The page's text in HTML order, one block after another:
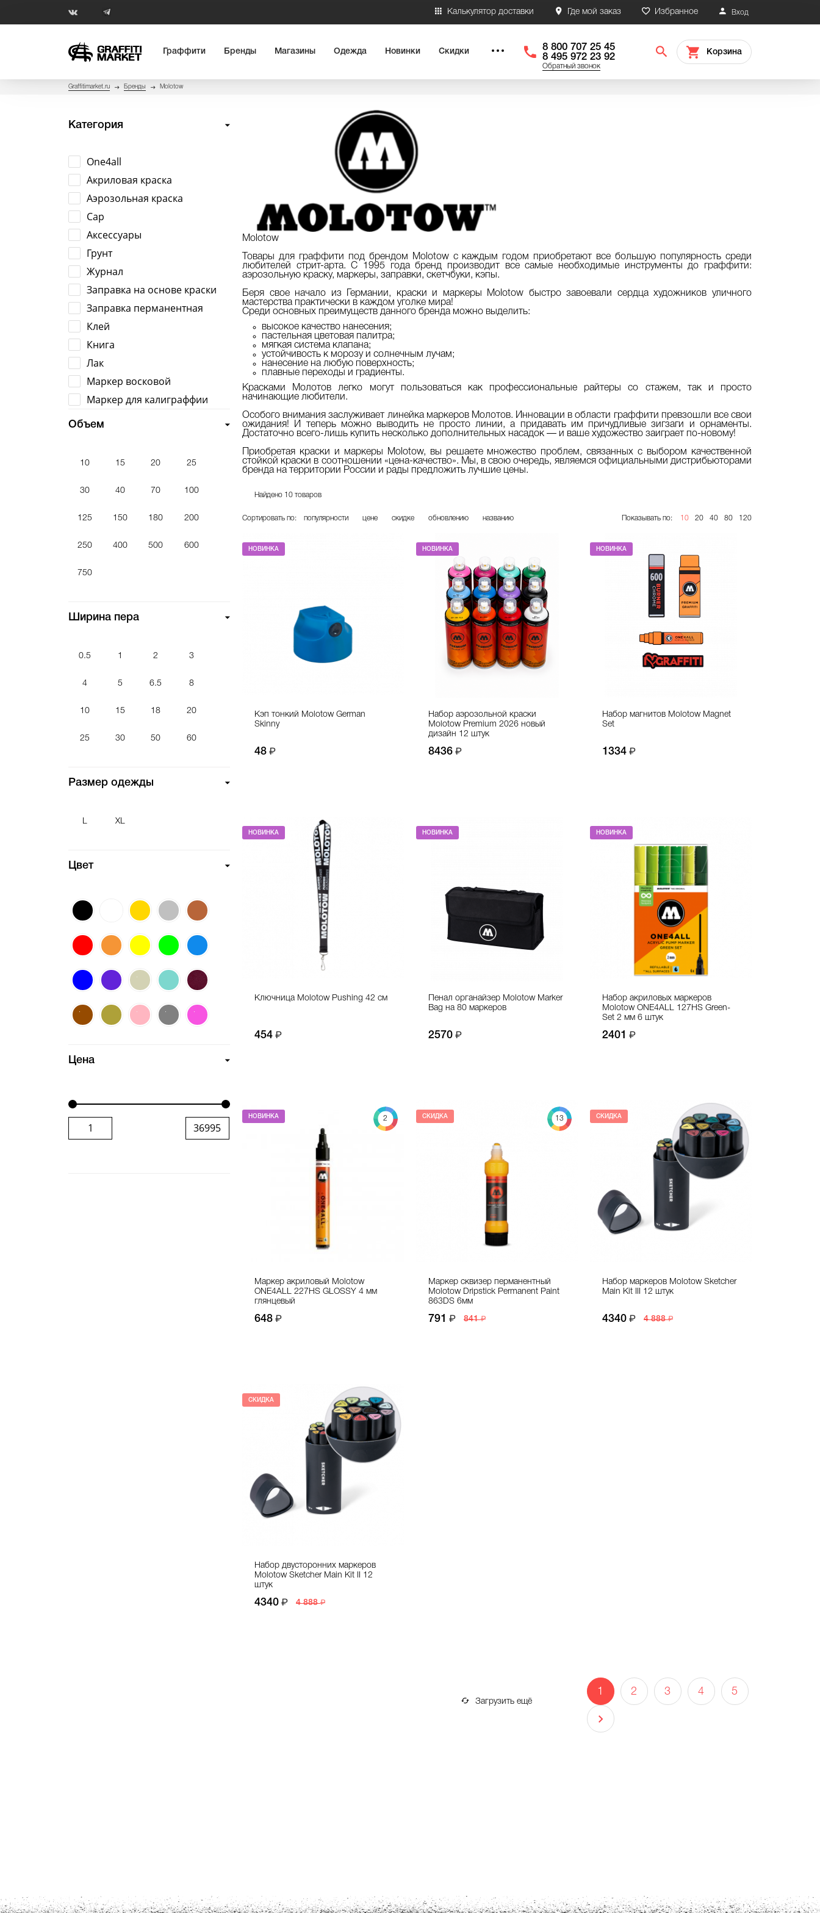
Вход
Избранное
Где мой заказ
Калькулятор доставки
Граффити Бренды Магазины Одежда Новинки Скидки
8 800 707 25 45
8 495 972 23 92
Обратный звонок
Корзина
Graffitimarket.ru Бренды Molotow
Категория
One4all
Акриловая краска
Аэрозольная краска
Cap
Аксессуары
Грунт
Журнал
Заправка на основе краски
Заправка перманентная
Клей
Книга
Лак
Маркер восковой
Маркер для калиграффии
Мастика
Перо
Средство защиты
Сумка
Объем
10 15 20 25
30 40 70 100
125 150 180 200
250 400 500 600
750
Ширина пера
0.5 1 2 3
4 5 6.5 8
10 15 18 20
25 30 50 60
Размер одежды
L XL
Цвет
Цена
Molotow
Товары для граффити под брендом Molotow с каждым годом приобретают все большую популярность среди
любителей стрит-арта. С 1995 года бренд производит все самые необходимые инструменты до граффити:
аэрозольную краску, маркеры, заправки, скетчбуки, кэпы.
Беря свое начало из Германии, краски и маркеры Molotow быстро завоевали сердца художников уличного
мастерства практически в каждом уголке мира!
Среди основных преимуществ данного бренда можно выделить:
высокое качество нанесения;
пастельная цветовая палитра;
мягкая система клапана;
устойчивость к морозу и солнечным лучам;
нанесение на любую поверхность;
плавные переходы и градиенты.
Красками Молотов легко могут пользоваться как профессиональные райтеры со стажем, так и просто
начинающие любители.
Особого внимания заслуживает линейка маркеров Молотов. Инновации в области граффити превзошли все свои
ожидания! И теперь можно выводить не просто линии, а придавать им причудливые зигзаги и орнаменты.
Достаточно всего-лишь купить несколько дополнительных насадок — и ваше художество заиграет по-новому!
Приобретая краски и маркеры Molotow, вы решаете множество проблем, связанных с выбором качественной
стойкой краски в соотношении «цена-качество». Мы, в свою очередь, являемся официальными дистрибьюторами
бренда на территории России и рады предложить лучшие цены.
Найдено 10 товаров
Сортировать по: популярности цене скидке обновлению названию Показывать по: 10 20 40 80 120
НОВИНКА
Кэп тонкий Molotow German
Skinny
48
НОВИНКА
Набор аэрозольной краски
Molotow Premium 2026 новый
дизайн 12 штук
8436
НОВИНКА
Набор магнитов Molotow Magnet
Set
1334
НОВИНКА
Ключница Molotow Pushing 42 см
454
НОВИНКА
Пенал органайзер Molotow Marker
Bag на 80 маркеров
2570
НОВИНКА
Набор акриловых маркеров
Molotow ONE4ALL 127HS Green-
Set 2 мм 6 штук
2401
2
НОВИНКА
Маркер акриловый Molotow
ONE4ALL 227HS GLOSSY 4 мм
глянцевый
648
13
СКИДКА
Маркер сквизер перманентный
Molotow Dripstick Permanent Paint
863DS 6мм
791 841
СКИДКА
Набор маркеров Molotow Sketcher
Main Kit III 12 штук
4340 4 888
СКИДКА
Набор двусторонних маркеров
Molotow Sketcher Main Kit II 12
штук
4340 4 888
Загрузить ещё
1 2 3 4 5